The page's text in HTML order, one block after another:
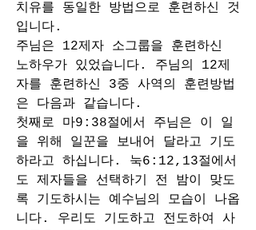
치유를 동일한 방법으로 훈련하신 것
입니다.
주님은 12제자 소그룹을 훈련하신
노하우가 있었습니다. 주님의 12제
자를 훈련하신 3중 사역의 훈련방법
은 다음과 같습니다.
첫째로 마9:38절에서 주님은 이 일
을 위해 일꾼을 보내어 달라고 기도
하라고 하십니다. 눅6:12,13절에서
도 제자들을 선택하기 전 밤이 맞도
록 기도하시는 예수님의 모습이 나옵
니다. 우리도 기도하고 전도하여 사